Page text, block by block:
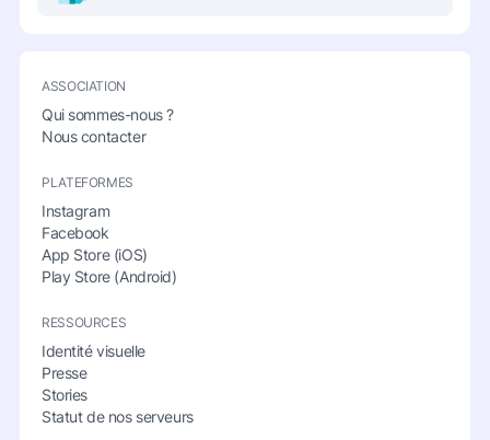
ASSOCIATION
Qui sommes-nous ?
Nous contacter
PLATEFORMES
Instagram
Facebook
App Store (iOS)
Play Store (Android)
RESSOURCES
Identité visuelle
Presse
Stories
Statut de nos serveurs